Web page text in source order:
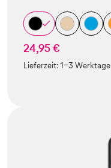
24,95 €
Lieferzeit:1-3 Werktage